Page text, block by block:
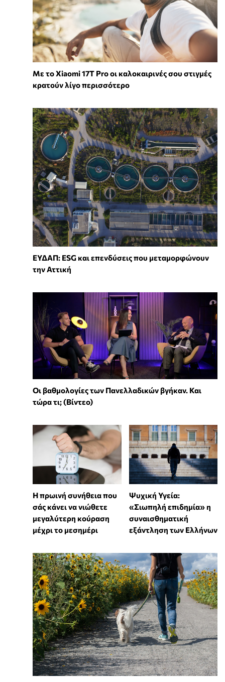
Με το Xiaomi 17T Pro οι καλοκαιρινές σου στιγμές
κρατούν λίγο περισσότερο
ΕΥΔΑΠ: ESG και επενδύσεις που μεταμορφώνουν
την Αττική
Οι βαθμολογίες των Πανελλαδικών βγήκαν. Και
τώρα τι; (Βίντεο)
Η πρωινή συνήθεια που
σάς κάνει να νιώθετε
μεγαλύτερη κούραση
μέχρι το μεσημέρι
Ψυχική Υγεία:
«Σιωπηλή επιδημία» η
συναισθηματική
εξάντληση των Ελλήνων